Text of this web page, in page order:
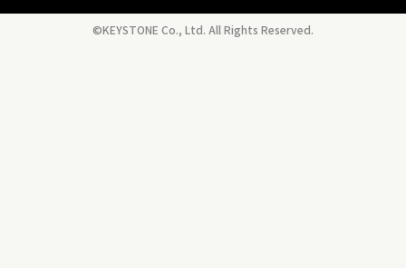
©KEYSTONE Co., Ltd. All Rights Reserved.